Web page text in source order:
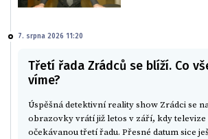
7. srpna 2026 11:20
Třetí řada Zrádců se blíží. Co
víme?
Úspěšná detektivní reality show Zrádci se
obrazovky vrátí již letos v září, kdy televize
očekávanou třetí řadu. Přesné datum sice